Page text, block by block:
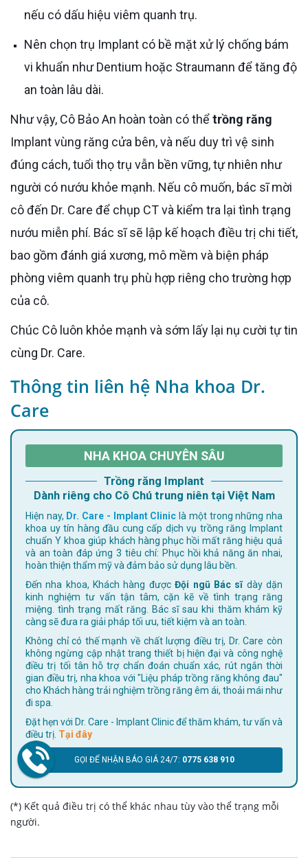
nếu có dấu hiệu viêm quanh trụ.
Nên chọn trụ Implant có bề mặt xử lý chống bám
vi khuẩn như Dentium hoặc Straumann để tăng độ
an toàn lâu dài.
Như vậy, Cô Bảo An hoàn toàn có thểtrồng răng
Implant vùng răng cửa bên, và nếu duy trì vệ sinh
đúng cách, tuổi thọ trụ vẫn bền vững, tự nhiên như
người có nướu khỏe mạnh. Nếu cô muốn, bác sĩ mời
cô đến Dr. Care để chụp CT và kiểm tra lại tình trạng
nướu miễn phí. Bác sĩ sẽ lập kế hoạch điều trị chi tiết,
bao gồm đánh giá xương, mô mềm và biện pháp
phòng viêm quanh trụ phù hợp riêng cho trường hợp
của cô.
Chúc Cô luôn khỏe mạnh và sớm lấy lại nụ cười tự tin
cùng Dr. Care.
Thông tin liên hệ Nha khoa Dr.
Care
NHA KHOA CHUYÊN SÂU
Trồng răng Implant
Dành riêng cho Cô Chú trung niên tại Việt Nam
Hiện nay, Dr. Care - Implant Clinic là một trong những nha
khoa uy tín hàng đầu cung cấp dịch vụ trồng răng Implant
chuẩn Y khoa giúp khách hàng phục hồi mất răng hiệu quả
và an toàn đáp ứng 3 tiêu chí: Phục hồi khả năng ăn nhai,
hoàn thiện thẩm mỹ và đảm bảo sử dụng lâu bền.
Đến nha khoa, Khách hàng đượcĐội ngũ Bác sĩdày dặn
kinh nghiệm tư vấn tận tâm, cặn kẽ về tình trạng răng
miệng. tình trạng mất răng. Bác sĩ sau khi thăm khám kỹ
càng sẽ đưa ra giải pháp tối ưu, tiết kiệm và an toàn.
Không chỉ có thế mạnh về chất lượng điều trị, Dr. Care còn
không ngừng cập nhật trang thiết bị hiện đại và công nghệ
điều trị tối tân hỗ trợ chẩn đoán chuẩn xác, rút ngắn thời
gian điều trị, nha khoa với "Liệu pháp trồng răng không đau"
cho Khách hàng trải nghiệm trồng răng êm ái, thoải mái như
đi spa.
Đặt hẹn với Dr. Care - Implant Clinic để thăm khám, tư vấn và
điều trị. Tại đây
GỌI ĐỂ NHẬN BÁO GIÁ 24/7: 0775 638 910
(*) Kết quả điều trị có thể khác nhau tùy vào thể trạng mỗi
người.